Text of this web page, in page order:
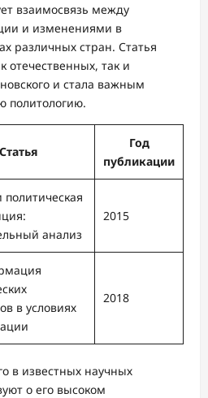
взаимосвязь между
и изменениями в
различных стран. Статья
отечественных, так и
и стала важным
политологию.
Статья
Год
публикации
анализ
2015
в условиях
2018
в известных научных
о его высоком